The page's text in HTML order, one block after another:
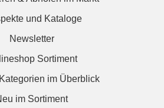
und Kataloge
Newsletter
Sortiment
im Überblick
im Sortiment